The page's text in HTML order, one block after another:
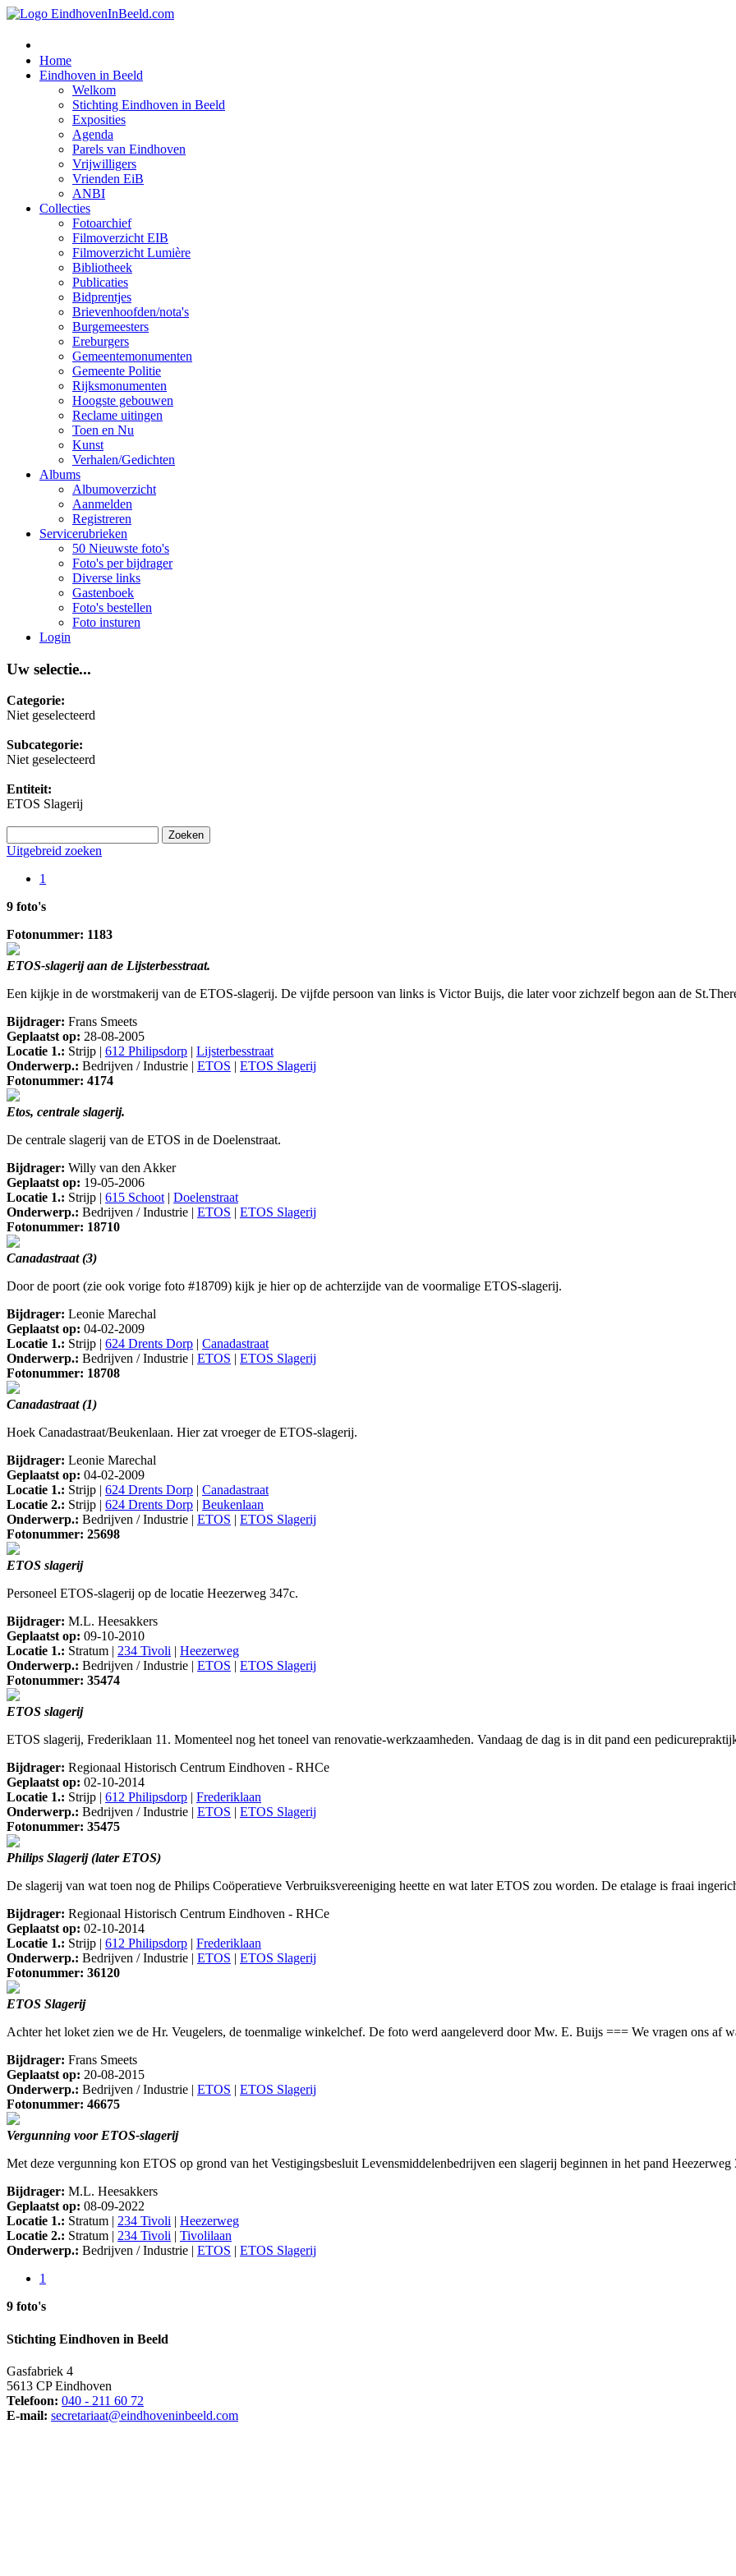
Home
Eindhoven in Beeld
Welkom
Stichting Eindhoven in Beeld
Exposities
Agenda
Parels van Eindhoven
Vrijwilligers
Vrienden EiB
ANBI
Collecties
Fotoarchief
Filmoverzicht EIB
Filmoverzicht Lumière
Bibliotheek
Publicaties
Bidprentjes
Brievenhoofden/nota's
Burgemeesters
Ereburgers
Gemeentemonumenten
Gemeente Politie
Rijksmonumenten
Hoogste gebouwen
Reclame uitingen
Toen en Nu
Kunst
Verhalen/Gedichten
Albums
Albumoverzicht
Aanmelden
Registreren
Servicerubrieken
50 Nieuwste foto's
Foto's per bijdrager
Diverse links
Gastenboek
Foto's bestellen
Foto insturen
Login
Uw selectie...
Categorie:
Niet geselecteerd
Subcategorie:
Niet geselecteerd
Entiteit:
ETOS Slagerij
Uitgebreid zoeken
1
9 foto's
Fotonummer: 1183
ETOS-slagerij aan de Lijsterbesstraat.
Een kijkje in de worstmakerij van de ETOS-slagerij. De vijfde persoon van links is Victor Buijs, die later voor zichzelf begon aan de
Bijdrager: Frans Smeets
Geplaatst op: 28-08-2005
Locatie 1.: Strijp | 612 Philipsdorp | Lijsterbesstraat
Onderwerp.: Bedrijven / Industrie | ETOS | ETOS Slagerij
Fotonummer: 4174
Etos, centrale slagerij.
De centrale slagerij van de ETOS in de Doelenstraat.
Bijdrager: Willy van den Akker
Geplaatst op: 19-05-2006
Locatie 1.: Strijp | 615 Schoot| Doelenstraat
Onderwerp.: Bedrijven / Industrie | ETOS | ETOS Slagerij
Fotonummer: 18710
Canadastraat (3)
Door de poort (zie ook vorige foto #18709) kijk je hier op de achterzijde van de voormalige ETOS-slagerij.
Bijdrager: Leonie Marechal
Geplaatst op: 04-02-2009
Locatie 1.: Strijp | 624 Drents Dorp | Canadastraat
Onderwerp.: Bedrijven / Industrie | ETOS | ETOS Slagerij
Fotonummer: 18708
Canadastraat (1)
Hoek Canadastraat/Beukenlaan. Hier zat vroeger de ETOS-slagerij.
Bijdrager: Leonie Marechal
Geplaatst op: 04-02-2009
Locatie 1.: Strijp | 624 Drents Dorp | Canadastraat
Locatie 2.: Strijp | 624 Drents Dorp | Beukenlaan
Onderwerp.: Bedrijven / Industrie | ETOS | ETOS Slagerij
Fotonummer: 25698
ETOS slagerij
Personeel ETOS-slagerij op de locatie Heezerweg 347c.
Bijdrager: M.L. Heesakkers
Geplaatst op: 09-10-2010
Locatie 1.: Stratum | 234 Tivoli | Heezerweg
Onderwerp.: Bedrijven / Industrie | ETOS | ETOS Slagerij
Fotonummer: 35474
ETOS slagerij
ETOS slagerij, Frederiklaan 11. Momenteel nog het toneel van renovatie-werkzaamheden. Vandaag de dag is in dit pand een
Bijdrager: Regionaal Historisch Centrum Eindhoven - RHCe
Geplaatst op: 02-10-2014
Locatie 1.: Strijp | 612 Philipsdorp | Frederiklaan
Onderwerp.: Bedrijven / Industrie | ETOS | ETOS Slagerij
Fotonummer: 35475
Philips Slagerij (later ETOS)
De slagerij van wat toen nog de Philips Coöperatieve Verbruiksvereeniging heette en wat later ETOS zou worden. De etalage is fraai
Bijdrager: Regionaal Historisch Centrum Eindhoven - RHCe
Geplaatst op: 02-10-2014
Locatie 1.: Strijp | 612 Philipsdorp | Frederiklaan
Onderwerp.: Bedrijven / Industrie | ETOS | ETOS Slagerij
Fotonummer: 36120
ETOS Slagerij
Achter het loket zien we de Hr. Veugelers, de toenmalige winkelchef. De foto werd aangeleverd door Mw. E. Buijs === We vragen ons af
Bijdrager: Frans Smeets
Geplaatst op: 20-08-2015
Onderwerp.: Bedrijven / Industrie | ETOS | ETOS Slagerij
Fotonummer: 46675
Vergunning voor ETOS-slagerij
Met deze vergunning kon ETOS op grond van het Vestigingsbesluit Levensmiddelenbedrijven een slagerij beginnen in het pand
Bijdrager: M.L. Heesakkers
Geplaatst op: 08-09-2022
Locatie 1.: Stratum | 234 Tivoli | Heezerweg
Locatie 2.: Stratum | 234 Tivoli | Tivolilaan
Onderwerp.: Bedrijven / Industrie | ETOS | ETOS Slagerij
1
9 foto's
Stichting Eindhoven in Beeld
Gasfabriek 4
5613 CP Eindhoven
Telefoon: 040 - 211 60 72
E-mail: secretariaat@eindhoveninbeeld.com